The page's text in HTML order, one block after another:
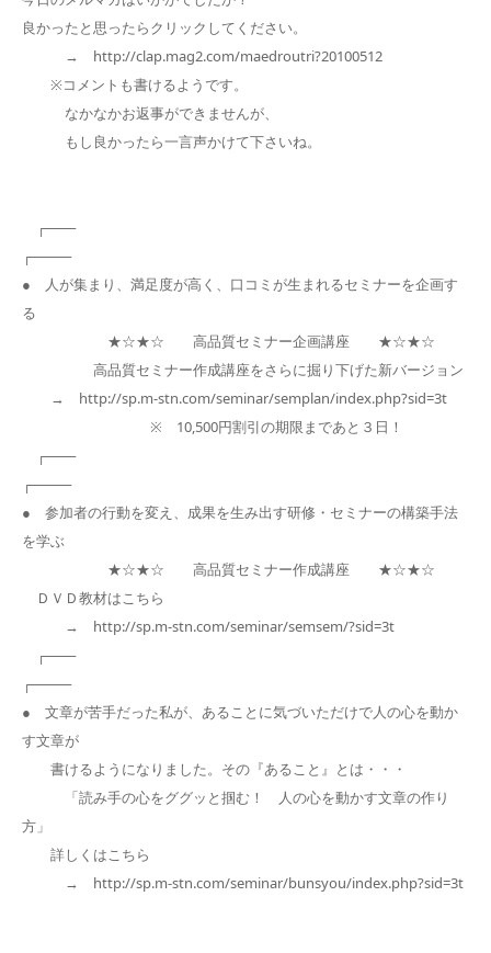
良かったと思ったらクリックしてください。
→ http://clap.mag2.com/maedroutri?20100512
※コメントも書けるようです。
なかなかお返事ができませんが、
もし良かったら一言声かけて下さいね。
┌───
┌────
● 人が集まり、満足度が高く、口コミが生まれるセミナーを企画す
る
★☆★☆ 高品質セミナー企画講座 ★☆★☆
高品質セミナー作成講座をさらに掘り下げた新バージョン
→ http://sp.m-stn.com/seminar/semplan/index.php?sid=3t
※ 10,500円割引の期限まであと３日！
┌───
┌────
● 参加者の行動を変え、成果を生み出す研修・セミナーの構築手法
を学ぶ
★☆★☆ 高品質セミナー作成講座 ★☆★☆
ＤＶＤ教材はこちら
→ http://sp.m-stn.com/seminar/semsem/?sid=3t
┌───
┌────
● 文章が苦手だった私が、あることに気づいただけで人の心を動か
す文章が
書けるようになりました。その『あること』とは・・・
「読み手の心をググッと掴む！ 人の心を動かす文章の作り
方」
詳しくはこちら
→ http://sp.m-stn.com/seminar/bunsyou/index.php?sid=3t